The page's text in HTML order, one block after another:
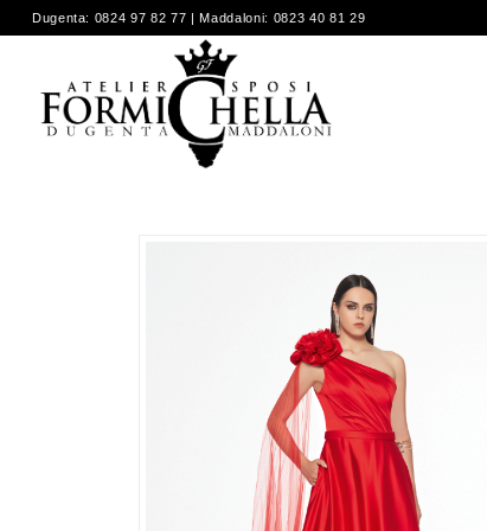
Dugenta: 0824 97 82 77 | Maddaloni: 0823 40 81 29